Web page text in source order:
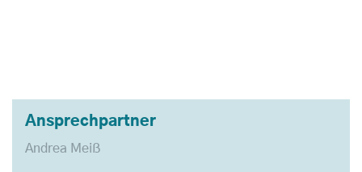
Ansprechpartner
Andrea Meiß